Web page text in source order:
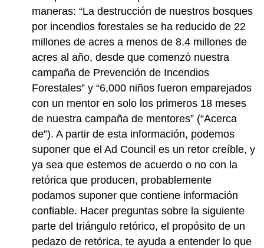
maneras: “La destrucción de nuestros bosques
por incendios forestales se ha reducido de 22
millones de acres a menos de 8.4 millones de
acres al año, desde que comenzó nuestra
campaña de Prevención de Incendios
Forestales” y “6,000 niños fueron emparejados
con un mentor en solo los primeros 18 meses
de nuestra campaña de mentores” (“Acerca
de”). A partir de esta información, podemos
suponer que el Ad Council es un retor creíble, y
ya sea que estemos de acuerdo o no con la
retórica que producen, probablemente
podamos suponer que contiene información
confiable. Hacer preguntas sobre la siguiente
parte del triángulo retórico, el propósito de un
pedazo de retórica, te ayuda a entender lo que